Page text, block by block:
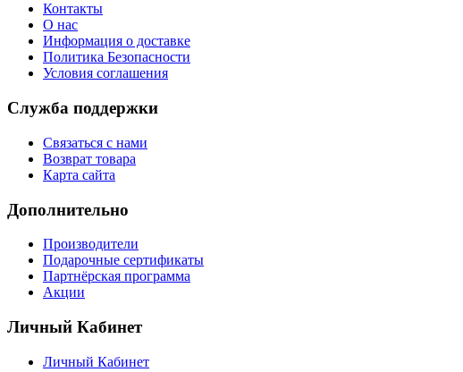
Контакты
О нас
Информация о доставке
Политика Безопасности
Условия соглашения
Служба поддержки
Связаться с нами
Возврат товара
Карта сайта
Дополнительно
Производители
Подарочные сертификаты
Партнёрская программа
Акции
Личный Кабинет
Личный Кабинет